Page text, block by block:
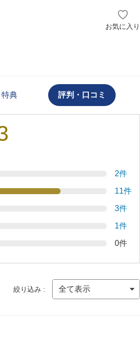
お気に入り
典 評判・口コミ
2件
11件
3件
1件
0件
絞り込み :